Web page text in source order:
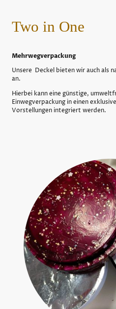
Two in One
Mehrwegverpackung
Unsere Deckel bieten wir auch als
an.
Hierbei kann eine günstige,
Einwegverpackung in einen
Vorstellungen integriert werden.